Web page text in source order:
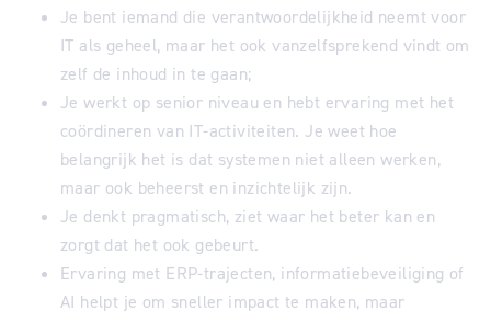
Je bent iemand die verantwoordelijkheid neemt voor
IT als geheel, maar het ook vanzelfsprekend vindt om
zelf de inhoud in te gaan;
Je werkt op senior niveau en hebt ervaring met het
coördineren van IT-activiteiten. Je weet hoe
belangrijk het is dat systemen niet alleen werken,
maar ook beheerst en inzichtelijk zijn.
Je denkt pragmatisch, ziet waar het beter kan en
zorgt dat het ook gebeurt.
Ervaring met ERP-trajecten, informatiebeveiliging of
AI helpt je om sneller impact te maken, maar